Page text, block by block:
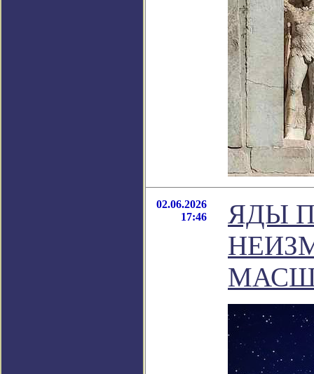
02.06.2026
17:46
ЯДЫ